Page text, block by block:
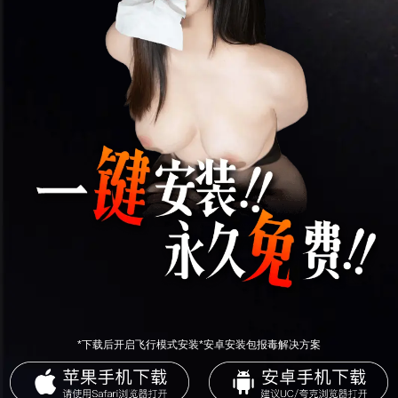
*下载后开启飞行模式安装*安卓安装包报毒解决方案